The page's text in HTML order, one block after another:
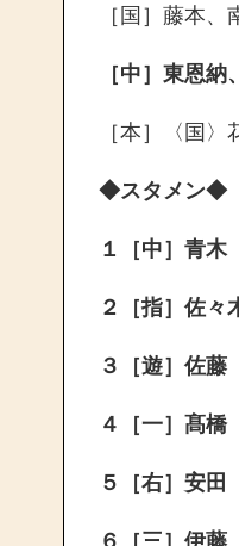
［国］藤本
［中］東恩
［本］〈国
◆スタメン◆
１［中］青木
２［指］佐々
３［遊］佐藤
４［一］髙橋
５［右］安田
６［三］伊藤